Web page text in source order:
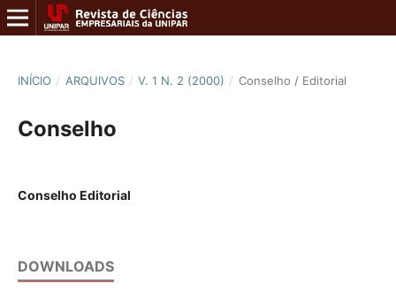
INÍCIO / ARQUIVOS / V. 1 N. 2 (2000) / Conselho / Editorial
Conselho
Conselho Editorial
DOWNLOADS